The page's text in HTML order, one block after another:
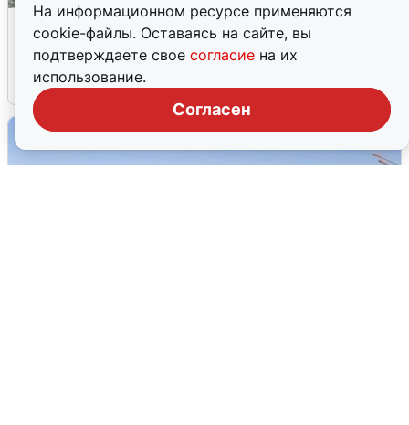
На информационном ресурсе применяются
cookie-файлы. Оставаясь на сайте, вы
подтверждаете свое согласие на их
использование.
Согласен
Жители и туристы Сочи рассказали
об атаке БПЛА 5 августа
5 августа 0